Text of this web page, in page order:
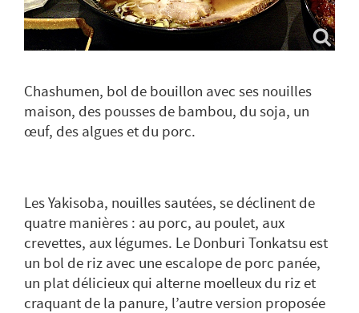
Chashumen, bol de bouillon avec ses nouilles
maison, des pousses de bambou, du soja, un
œuf, des algues et du porc.
Les Yakisoba, nouilles sautées, se déclinent de
quatre manières : au porc, au poulet, aux
crevettes, aux légumes. Le Donburi Tonkatsu est
un bol de riz avec une escalope de porc panée,
un plat délicieux qui alterne moelleux du riz et
craquant de la panure, l’autre version proposée